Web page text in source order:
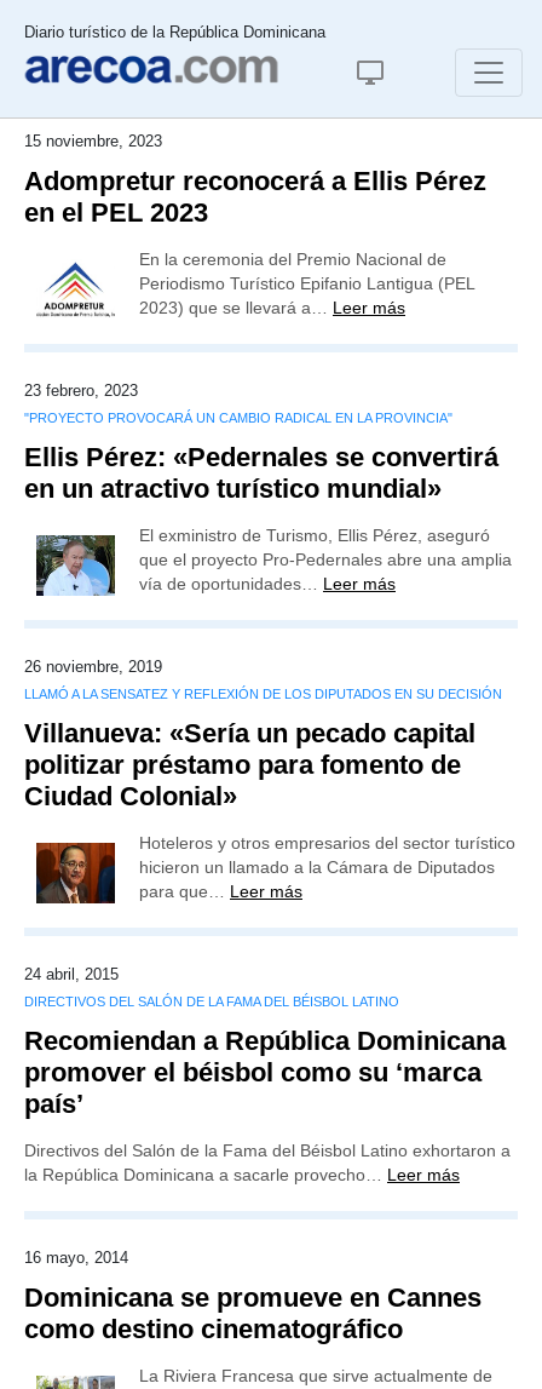
Diario turístico de la República Dominicana
15 noviembre, 2023
Adompretur reconocerá a Ellis Pérez
en el PEL 2023
En la ceremonia del Premio Nacional de
Periodismo Turístico Epifanio Lantigua (PEL
2023) que se llevará a… Leer más
23 febrero, 2023
"PROYECTO PROVOCARÁ UN CAMBIO RADICAL EN LA PROVINCIA"
Ellis Pérez: «Pedernales se convertirá
en un atractivo turístico mundial»
El exministro de Turismo, Ellis Pérez, aseguró
que el proyecto Pro-Pedernales abre una amplia
vía de oportunidades… Leer más
26 noviembre, 2019
LLAMÓ A LA SENSATEZ Y REFLEXIÓN DE LOS DIPUTADOS EN SU DECISIÓN
Villanueva: «Sería un pecado capital
politizar préstamo para fomento de
Ciudad Colonial»
Hoteleros y otros empresarios del sector turístico
hicieron un llamado a la Cámara de Diputados
para que… Leer más
24 abril, 2015
DIRECTIVOS DEL SALÓN DE LA FAMA DEL BÉISBOL LATINO
Recomiendan a República Dominicana
promover el béisbol como su ‘marca
país’
Directivos del Salón de la Fama del Béisbol Latino exhortaron a
la República Dominicana a sacarle provecho… Leer más
16 mayo, 2014
Dominicana se promueve en Cannes
como destino cinematográfico
La Riviera Francesa que sirve actualmente de